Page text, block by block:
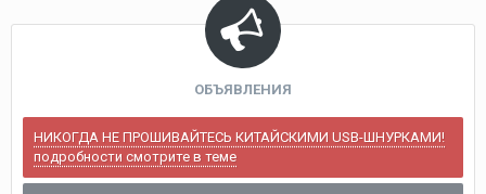
ОБЪЯВЛЕНИЯ
НИКОГДА НЕ ПРОШИВАЙТЕСЬ КИТАЙСКИМИ USB-ШНУРКАМИ!
подробности смотрите в теме